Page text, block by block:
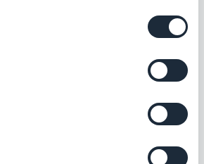
Sì, può, ed è davvero un'ottima
si è aperta per migliaia
si sarebbero mai lanciate. La